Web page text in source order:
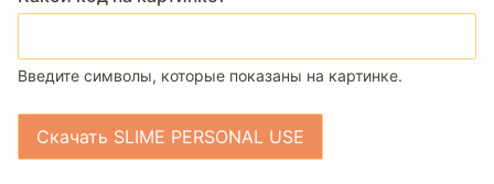
Введите символы, которые показаны на картинке.